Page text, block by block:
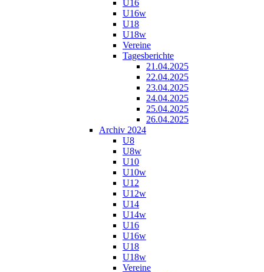
U16
U16w
U18
U18w
Vereine
Tagesberichte
21.04.2025
22.04.2025
23.04.2025
24.04.2025
25.04.2025
26.04.2025
Archiv 2024
U8
U8w
U10
U10w
U12
U12w
U14
U14w
U16
U16w
U18
U18w
Vereine